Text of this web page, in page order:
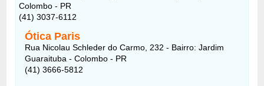
Colombo - PR
(41) 3037-6112
Ótica Paris
Rua Nicolau Schleder do Carmo, 232 - Bairro: Jardim
Guaraituba - Colombo - PR
(41) 3666-5812